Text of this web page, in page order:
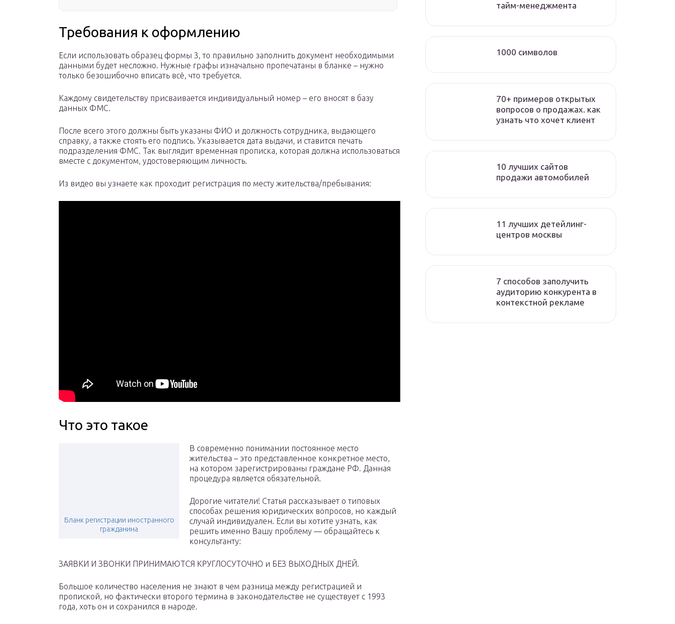
Требования к оформлению
Если использовать образец формы 3, то правильно заполнить документ необходимыми
данными будет несложно. Нужные графы изначально пропечатаны в бланке – нужно
только безошибочно вписать всё, что требуется.
Каждому свидетельству присваивается индивидуальный номер – его вносят в базу
данных ФМС.
После всего этого должны быть указаны ФИО и должность сотрудника, выдающего
справку, а также стоять его подпись. Указывается дата выдачи, и ставится печать
подразделения ФМС. Так выглядит временная прописка, которая должна использоваться
вместе с документом, удостоверяющим личность.
Из видео вы узнаете как проходит регистрация по месту жительства/пребывания:
Что это такое
Бланк регистрации иностранного
гражданина
В современно понимании постоянное место
жительства – это представленное конкретное место,
на котором зарегистрированы граждане РФ. Данная
процедура является обязательной.
Дорогие читатели! Статья рассказывает о типовых
способах решения юридических вопросов, но каждый
случай индивидуален. Если вы хотите узнать, как
решить именно Вашу проблему — обращайтесь к
консультанту:
ЗАЯВКИ И ЗВОНКИ ПРИНИМАЮТСЯ КРУГЛОСУТОЧНО и БЕЗ ВЫХОДНЫХ ДНЕЙ.
Большое количество населения не знают в чем разница между регистрацией и
пропиской, но фактически второго термина в законодательстве не существует с 1993
года, хоть он и сохранился в народе.
тайм-менеджмента
1000 символов
70+ примеров открытых
вопросов о продажах. как
узнать что хочет клиент
10 лучших сайтов
продажи автомобилей
11 лучших детейлинг-
центров москвы
7 способов заполучить
аудиторию конкурента в
контекстной рекламе